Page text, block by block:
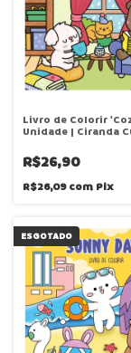
Livro de Colorir
Unidade | Ciranda
R$26,90
R$26,09com Pix
ESGOTADO